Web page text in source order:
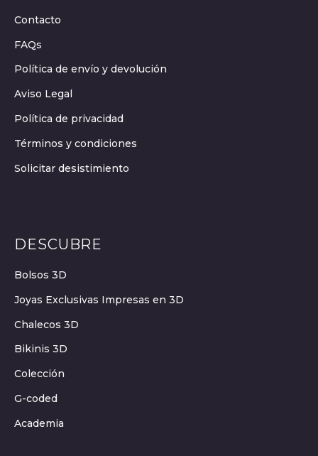
Contacto
FAQs
Política de envío y devolución
Aviso Legal
Política de privacidad
Términos y condiciones
Solicitar desistimiento
DESCUBRE
Bolsos 3D
Joyas Exclusivas Impresas en 3D
Chalecos 3D
Bikinis 3D
Colección
G-coded
Academia